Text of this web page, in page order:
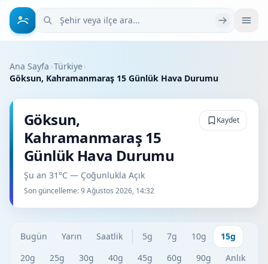
Şehir veya ilçe ara
Ana Sayfa ›Türkiye›
Göksun, Kahramanmaraş 15 Günlük Hava Durumu
Göksun,
Kahramanmaraş 15
Günlük Hava Durumu
Şu an 31°C — Çoğunlukla Açık
Son güncelleme:9 Ağustos 2026, 14:32
Kaydet
Bugün Yarın Saatlik 5g 7g 10g
15g
20g
25g 30g 40g 45g 60g 90g
Anlık